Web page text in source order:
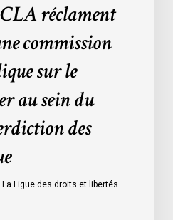
réclament
commission
sur le
au sein du
des
Ligue des droits et libertés